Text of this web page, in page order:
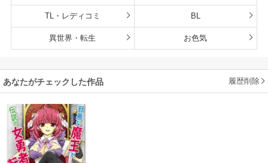
TL・レディコミ BL
異世界・転生 お色気
あなたがチェックした作品 履歴削除